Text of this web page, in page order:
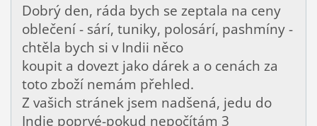
Dobrý den, ráda bych se zeptala na ceny
oblečení - sárí, tuniky, polosárí, pashmíny -
chtěla bych si v Indii něco
koupit a dovezt jako dárek a o cenách za
toto zboží nemám přehled.
Z vašich stránek jsem nadšená, jedu do
Indie poprvé-pokud nepočítám 3